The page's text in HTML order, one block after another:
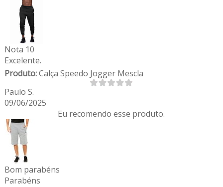
Nota 10
Excelente.
Produto:Calça Speedo Jogger Mescla
Paulo S.
09/06/2025
Eu recomendo esse produto.
Bom parabéns
Parabéns